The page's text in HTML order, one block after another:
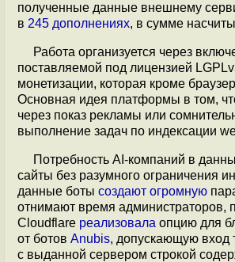
полученные данные внешнему
в 245 дополнениях, в сумме
Работа организуется через
поставляемой под лицензией
монетизации, которая кроме
Основная идея платформы в том,
через показ рекламы или
выполнение задач по индексации
Потребность AI-компаний в
сайты без разумного ограничения
данные боты создают огромную
отнимают время администраторов,
Cloudflare реализовала опцию для
от ботов Anubis, допускающую вход
с выданной сервером строкой